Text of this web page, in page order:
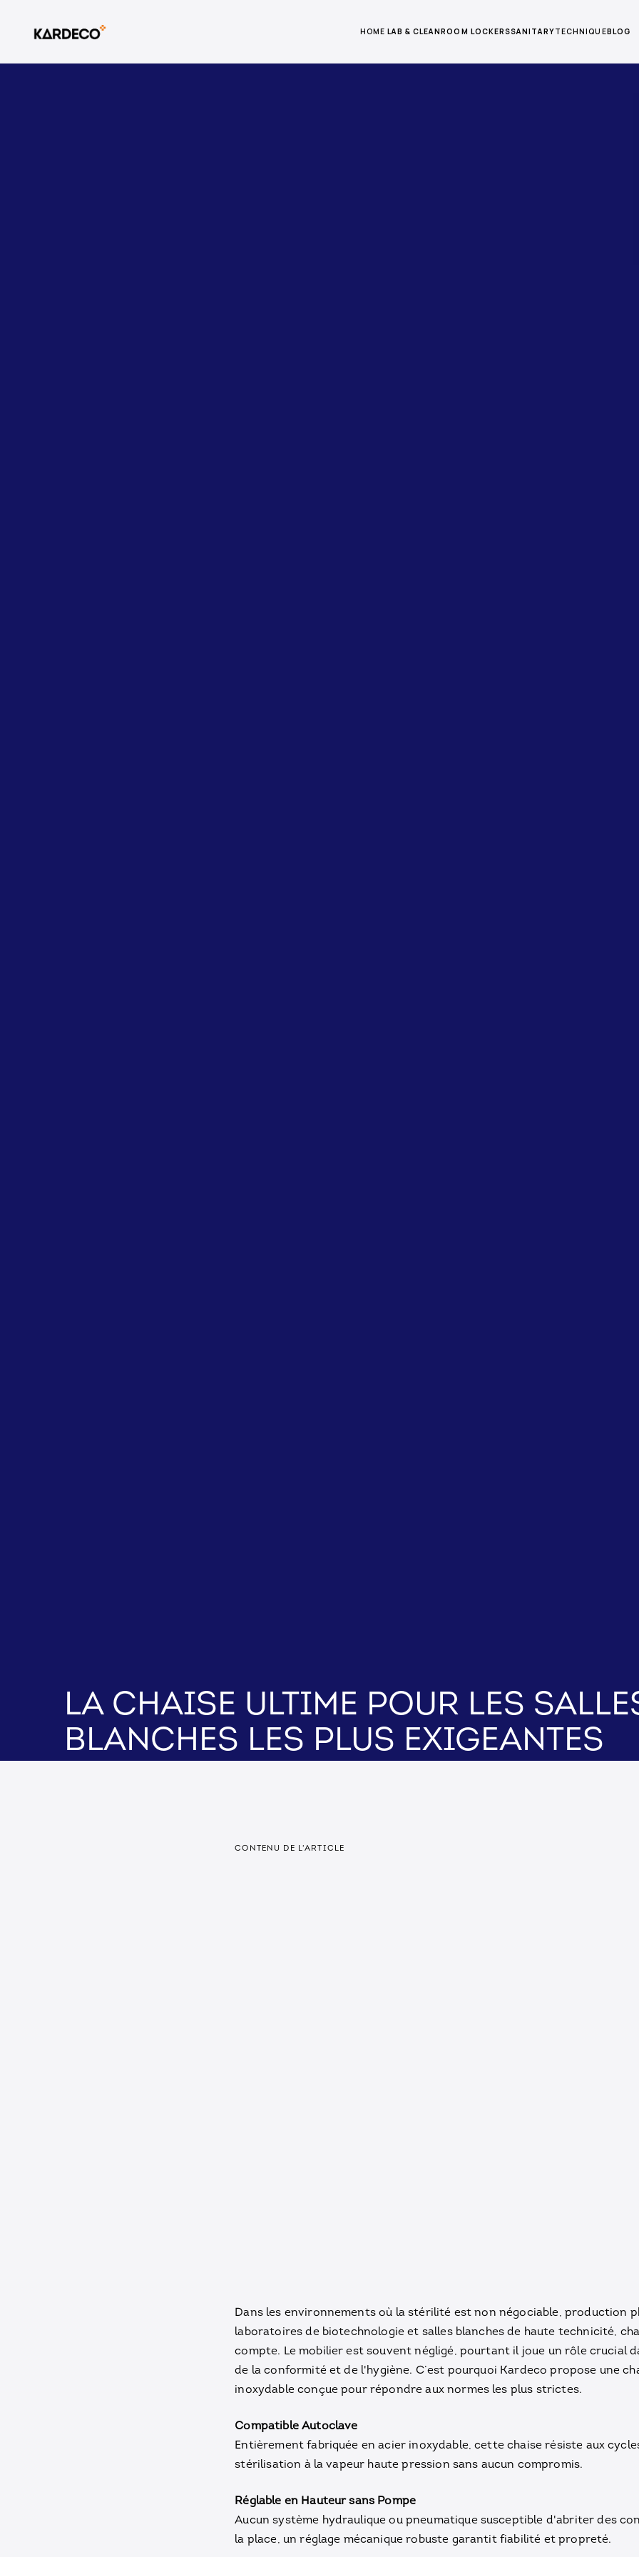
HOME LAB & CLEANROOM LOCKERSSANITARYTECHNIQUEBLOG
La chaise ultime pour les
blanches les plus exigeantes
CONTENU DE L'ARTICLE
Dans les environnements où la stérilité est non négociable, production
laboratoires de biotechnologie et salles blanches de haute technicité,
compte. Le mobilier est souvent négligé, pourtant il joue un rôle crucial
de la conformité et de l'hygiène. C’est pourquoi Kardeco propose une
inoxydable conçue pour répondre aux normes les plus strictes.
Compatible Autoclave
Entièrement fabriquée en acier inoxydable, cette chaise résiste aux
stérilisation à la vapeur haute pression sans aucun compromis.
Réglable en Hauteur sans Pompe
Aucun système hydraulique ou pneumatique susceptible d'abriter des
la place, un réglage mécanique robuste garantit fiabilité et propreté.